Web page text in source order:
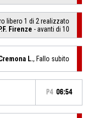
libero 1 di 2 realizzato
Firenze - avanti di 10
L., Fallo subito
P4 06:54